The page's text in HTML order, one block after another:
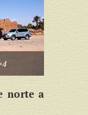
norte a